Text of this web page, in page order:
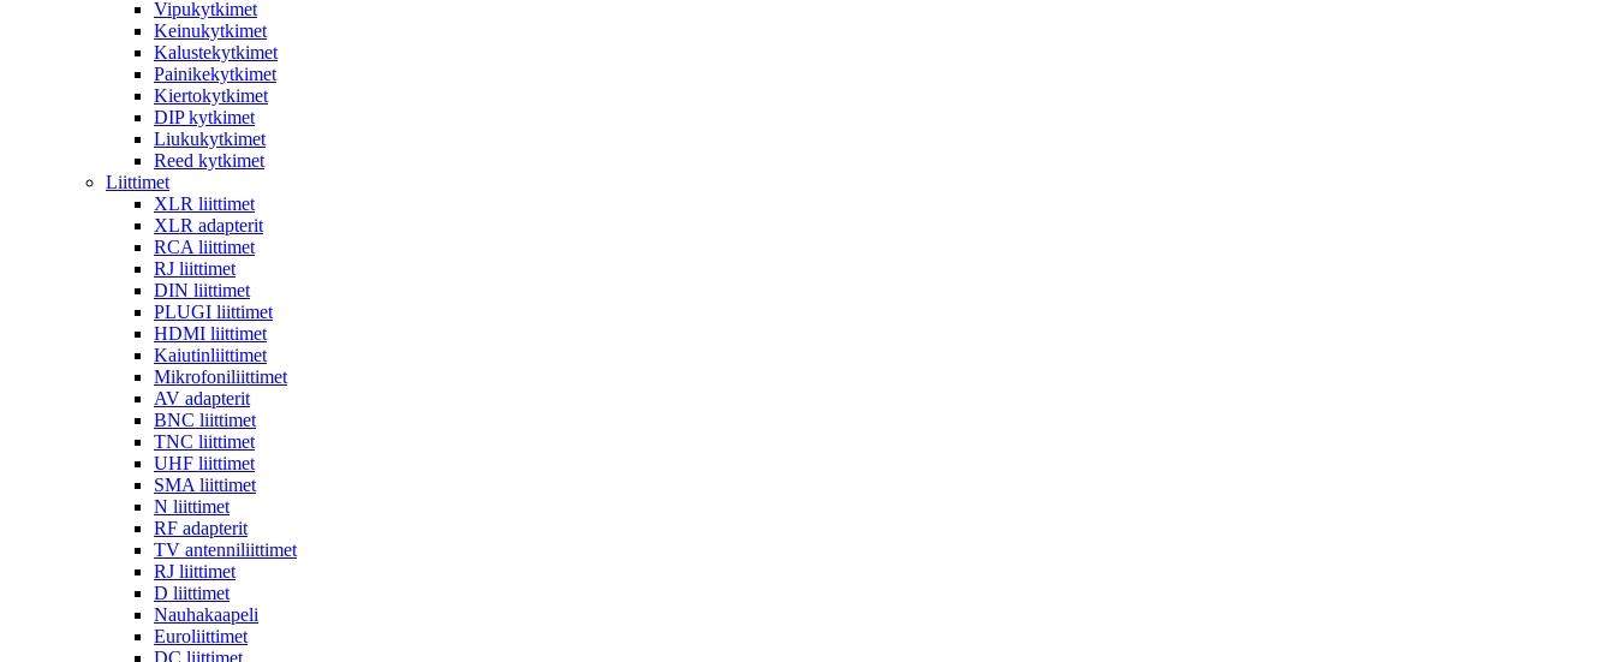
Vipukytkimet
Keinukytkimet
Kalustekytkimet
Painikekytkimet
Kiertokytkimet
DIP kytkimet
Liukukytkimet
Reed kytkimet
Liittimet
XLR liittimet
XLR adapterit
RCA liittimet
RJ liittimet
DIN liittimet
PLUGI liittimet
HDMI liittimet
Kaiutinliittimet
Mikrofoniliittimet
AV adapterit
BNC liittimet
TNC liittimet
UHF liittimet
SMA liittimet
N liittimet
RF adapterit
TV antenniliittimet
RJ liittimet
D liittimet
Nauhakaapeli
Euroliittimet
DC liittimet